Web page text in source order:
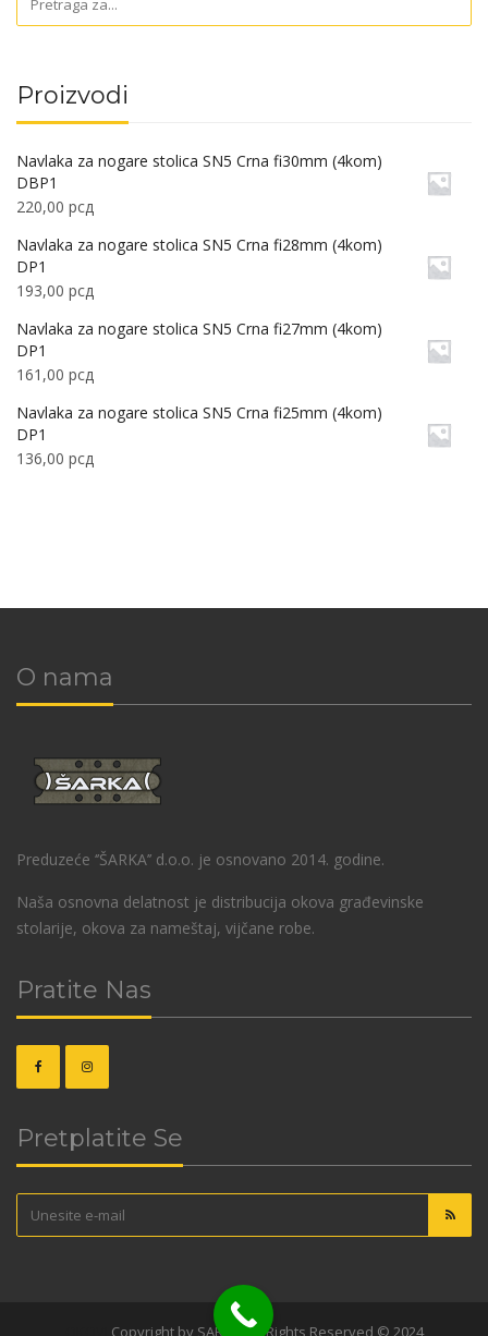
Proizvodi
Navlaka za nogare stolica SN5 Crna fi30mm (4kom)
DBP1
220,00 рсд
Navlaka za nogare stolica SN5 Crna fi28mm (4kom)
DP1
193,00 рсд
Navlaka za nogare stolica SN5 Crna fi27mm (4kom)
DP1
161,00 рсд
Navlaka za nogare stolica SN5 Crna fi25mm (4kom)
DP1
136,00 рсд
O nama
Preduzeće ‘’ŠARKA’’ d.o.o. je osnovano 2014. godine.
Naša osnovna delatnost je distribucija okova građevinske
stolarije, okova za nameštaj, vijčane robe.
Pratite Nas
Pretplatite Se
Copyright by SARKA. All Rights Reserved © 2024